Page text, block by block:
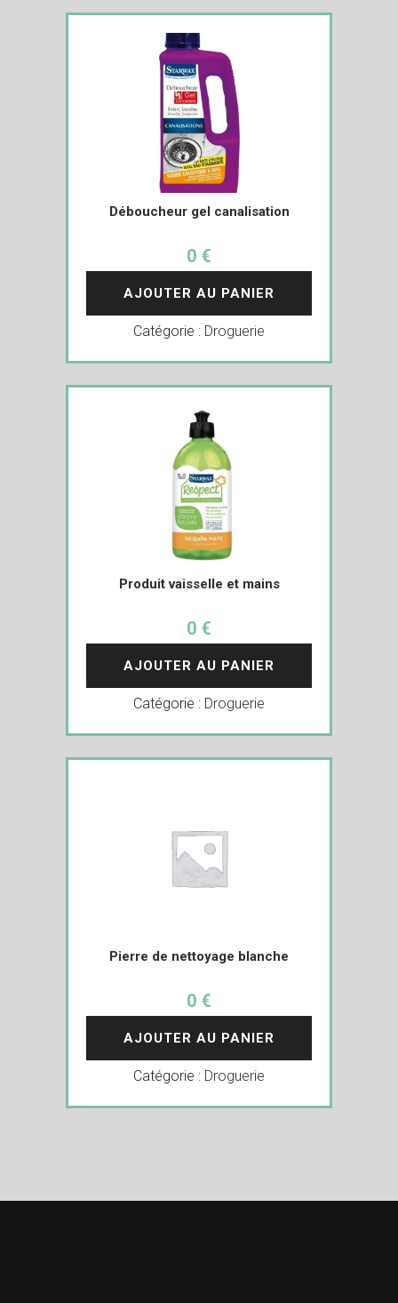
Déboucheur gel canalisation
0 €
AJOUTER AU PANIER
Catégorie : Droguerie
Produit vaisselle et mains
0 €
AJOUTER AU PANIER
Catégorie : Droguerie
Pierre de nettoyage blanche
0 €
AJOUTER AU PANIER
Catégorie : Droguerie